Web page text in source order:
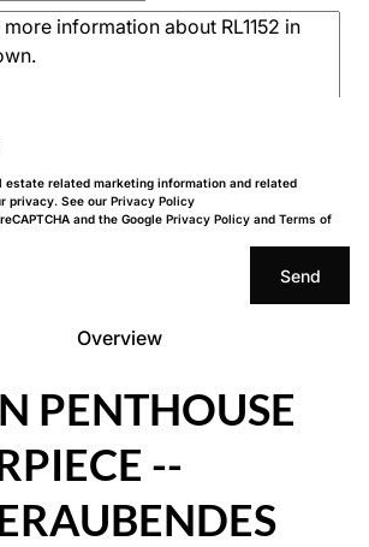
estate related marketing information and related
privacy. See our Privacy Policy
and the Google Privacy Policy and Terms of
Send
Overview
PENTHOUSE
--